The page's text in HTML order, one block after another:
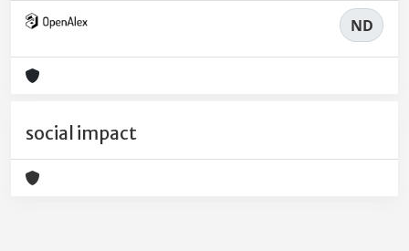
ND
social impact